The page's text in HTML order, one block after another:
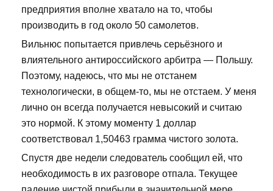
предприятия вполне хватало на то, чтобы
производить в год около 50 самолетов.
Вильнюс попытается привлечь серьёзного и
влиятельного антироссийского арбитра — Польшу.
Поэтому, надеюсь, что мы не отстанем
технологически, в общем-то, мы не отстаем. У меня
лично он всегда получается невысокий и считаю
это нормой. К этому моменту 1 доллар
соответствовал 1,50463 грамма чистого золота.
Спустя две недели следователь сообщил ей, что
необходимость в их разговоре отпала. Текущее